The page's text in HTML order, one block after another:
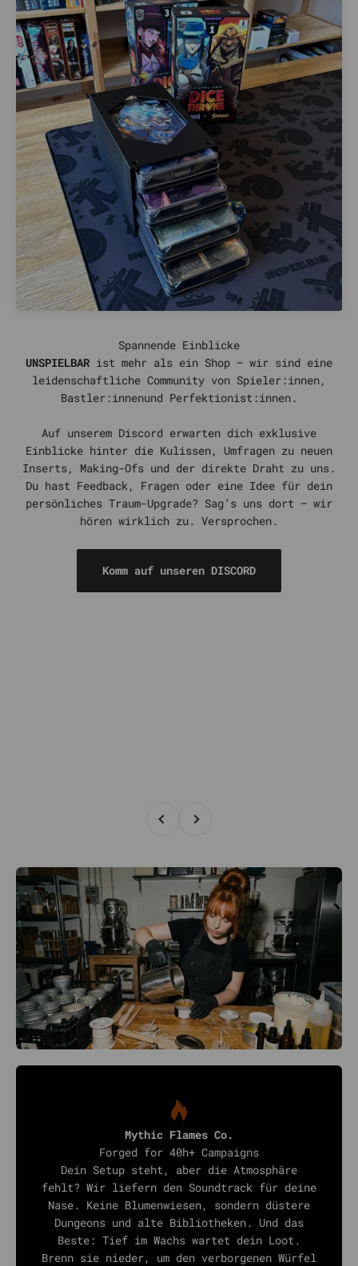
UNSPIELBAR ist mehr als ein Shop – wir sind eine
leidenschaftliche Community von Spieler:innen,
Bastler:innenund Perfektionist:innen.
Auf unserem Discord erwarten dich exklusive
Einblicke hinter die Kulissen, Umfragen zu neuen
Inserts, Making-Ofs und der direkte Draht zu uns.
Du hast Feedback, Fragen oder eine Idee für dein
persönliches Traum-Upgrade? Sag’s uns dort – wir
hören wirklich zu. Versprochen.
Komm auf unseren DISCORD
Zurück Vor
Mythic Flames Co.
Forged for 40h+ Campaigns
Dein Setup steht, aber die Atmosphäre
fehlt? Wir liefern den Soundtrack für deine
Nase. Keine Blumenwiesen, sondern düstere
Dungeons und alte Bibliotheken. Und das
Beste: Tief im Wachs wartet dein Loot.
Brenn sie nieder, um den verborgenen Würfel